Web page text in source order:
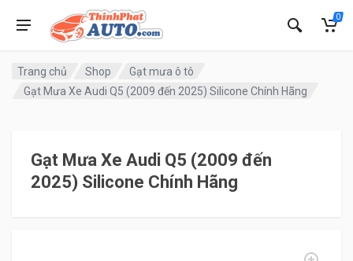
0
Trang chủ Shop
Gạt mưa ô tô
Gạt Mưa Xe Audi Q5 (2009 đến 2025) Silicone Chính Hãng
Gạt Mưa Xe Audi Q5 (2009 đến
2025) Silicone Chính Hãng